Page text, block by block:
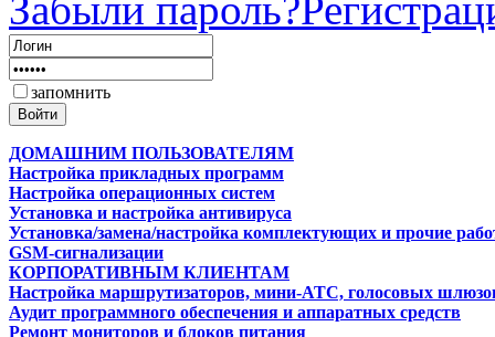
запомнить
ДОМАШНИМ ПОЛЬЗОВАТЕЛЯМ
Настройка прикладных программ
Настройка операционных систем
Установка и настройка антивируса
Установка/замена/настройка комплектующих и прочие
GSM-сигнализации
КОРПОРАТИВНЫМ КЛИЕНТАМ
Настройка маршрутизаторов, мини-АТС, голосовых
Аудит программного обеспечения и аппаратных средств
Ремонт мониторов и блоков питания